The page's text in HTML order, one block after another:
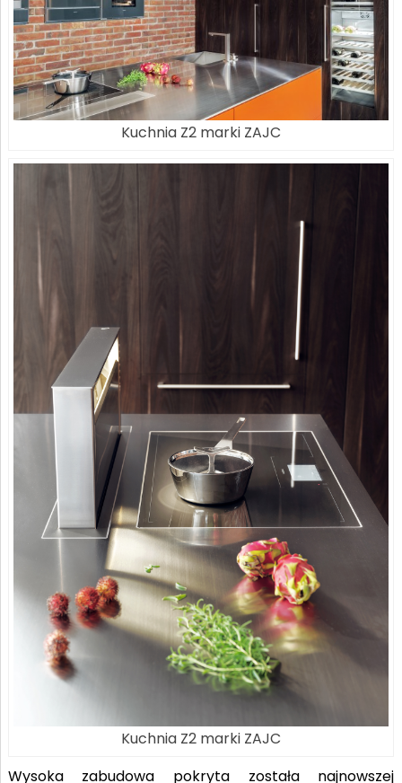
Kuchnia Z2 marki ZAJC
Kuchnia Z2 marki ZAJC
Wysoka zabudowa pokryta została najnowszej